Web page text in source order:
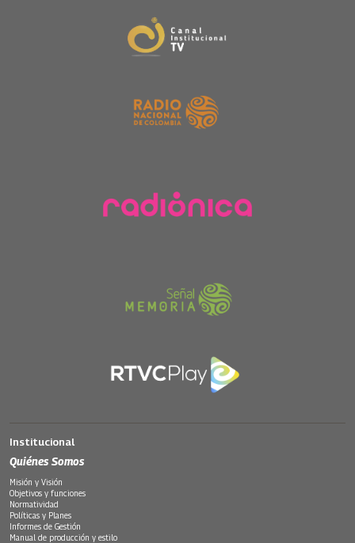
Institucional
Quiénes Somos
Misión y Visión
Objetivos y funciones
Normatividad
Políticas y Planes
Informes de Gestión
Manual de producción y estilo